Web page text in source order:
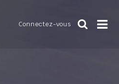
Connectez-vous